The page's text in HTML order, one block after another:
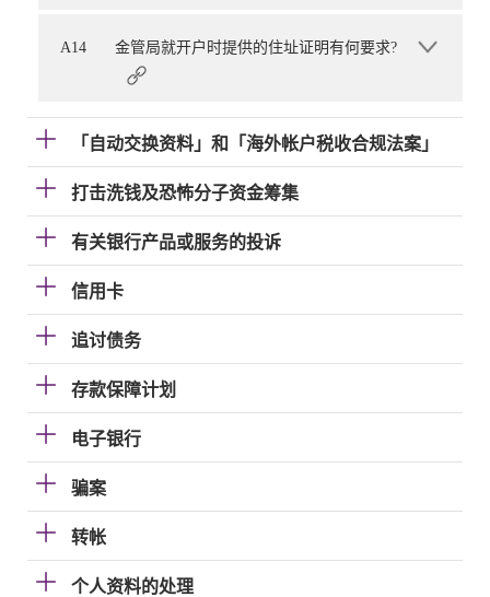
A14 金管局就开户时提供的住址证明有何要求?
「自动交换资料」和「海外帐户税收合规法案」
打击洗钱及恐怖分子资金筹集
有关银行产品或服务的投诉
信用卡
追讨债务
存款保障计划
电子银行
骗案
转帐
个人资料的处理